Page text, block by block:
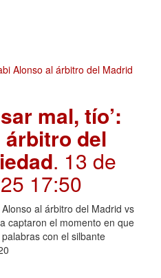
mal, tío’:
árbitro del
. 13 de
17:50
al árbitro del Madrid vs
captaron el momento en que
con el silbante